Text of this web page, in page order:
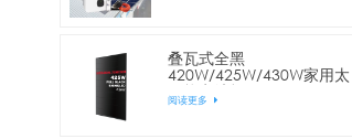
叠瓦式全黑
420W/425W/430W家用太
阳能电池板
阅读更多